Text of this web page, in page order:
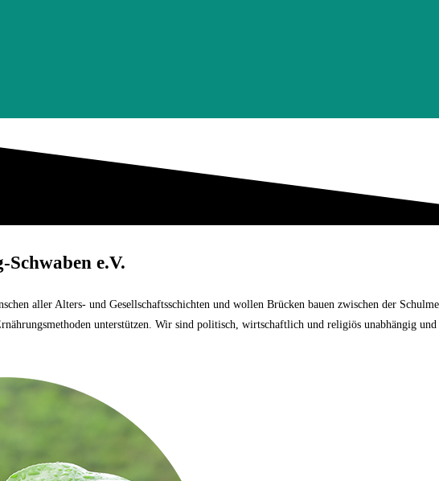
e.V.
aller Alters- und Gesellschaftsschichten und wollen Brücken bauen zwischen der
unterstützen. Wir sind politisch, wirtschaftlich und religiös unabhängig und